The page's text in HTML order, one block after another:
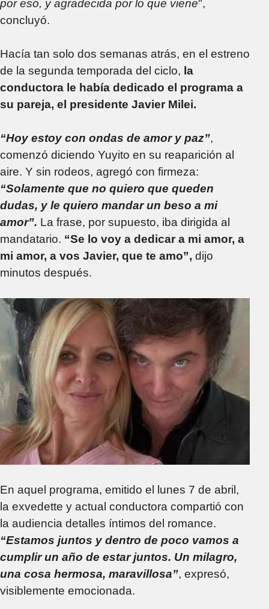
por eso, y agradecida por lo que viene",
concluyó.
Hacía tan solo dos semanas atrás, en el estreno
de la segunda temporada del ciclo, la
conductora le había dedicado el programa a
su pareja, el presidente Javier Milei.
“Hoy estoy con ondas de amor y paz”,
comenzó diciendo Yuyito en su reaparición al
aire. Y sin rodeos, agregó con firmeza:
“Solamente que no quiero que queden
dudas, y le quiero mandar un beso a mi
amor”. La frase, por supuesto, iba dirigida al
mandatario. “Se lo voy a dedicar a mi amor, a
mi amor, a vos Javier, que te amo”, dijo
minutos después.
En aquel programa, emitido el lunes 7 de abril,
la exvedette y actual conductora compartió con
la audiencia detalles íntimos del romance.
“Estamos juntos y dentro de poco vamos a
cumplir un año de estar juntos. Un milagro,
una cosa hermosa, maravillosa”, expresó,
visiblemente emocionada.